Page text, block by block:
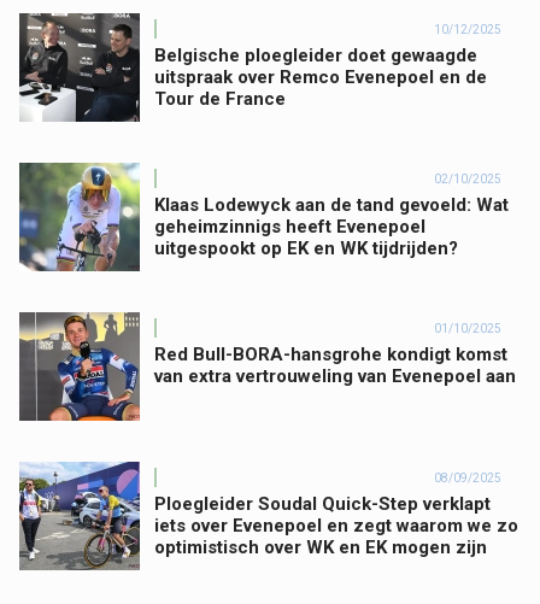
10/12/2025
Belgische ploegleider doet gewaagde
uitspraak over Remco Evenepoel en de
Tour de France
02/10/2025
Klaas Lodewyck aan de tand gevoeld: Wat
geheimzinnigs heeft Evenepoel
uitgespookt op EK en WK tijdrijden?
01/10/2025
Red Bull-BORA-hansgrohe kondigt komst
van extra vertrouweling van Evenepoel aan
08/09/2025
Ploegleider Soudal Quick-Step verklapt
iets over Evenepoel en zegt waarom we zo
optimistisch over WK en EK mogen zijn